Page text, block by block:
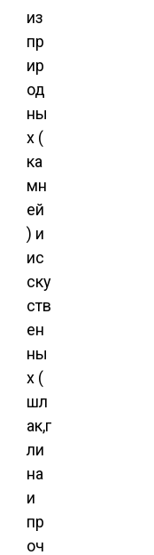
из
пр
ир
од
ны
х (
ка
мн
ей
) и
ис
ску
ств
ен
ны
х (
шл
ак,г
ли
на
и
пр
оч